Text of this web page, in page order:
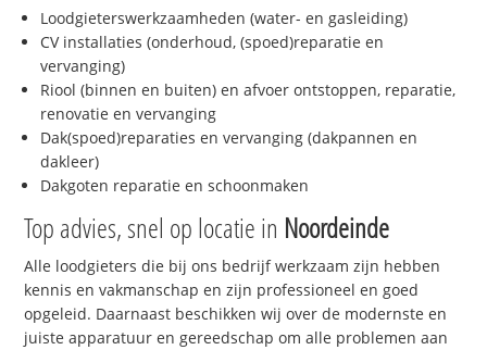
Loodgieterswerkzaamheden (water- en gasleiding)
CV installaties (onderhoud, (spoed)reparatie en
vervanging)
Riool (binnen en buiten) en afvoer ontstoppen, reparatie,
renovatie en vervanging
Dak(spoed)reparaties en vervanging (dakpannen en
dakleer)
Dakgoten reparatie en schoonmaken
Top advies, snel op locatie in Noordeinde
Alle loodgieters die bij ons bedrijf werkzaam zijn hebben
kennis en vakmanschap en zijn professioneel en goed
opgeleid. Daarnaast beschikken wij over de modernste en
juiste apparatuur en gereedschap om alle problemen aan